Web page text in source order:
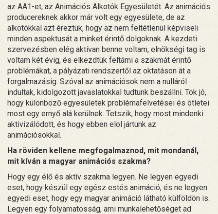
az AA1-et, az Animációs Alkotók Egyesületét. Az animációs
producereknek akkor már volt egy egyesülete, de az
alkotókkal azt éreztük, hogy az nem feltétlenül képviseli
minden aspektusát a minket érintő dolgoknak. A kezdeti
szervezésben elég aktívan benne voltam, elnökségi tag is
voltam két évig, és elkezdtük feltárni a szakmát érintő
problémákat, a pályázati rendszertől az oktatáson át a
forgalmazásig. Szóval az animációsok nem a nulláról
indultak, kidolgozott javaslatokkal tudtunk beszállni. Tök jó,
hogy különböző egyesületek problémafelvetései és ötletei
most egy ernyő alá kerülnek. Tetszik, hogy most mindenki
aktivizálódott, és hogy ebben elöl jártunk az
animációsokkal.
Ha röviden kellene megfogalmaznod, mit mondanál,
mit kíván a magyar animációs szakma?
Hogy egy élő és aktív szakma legyen. Ne legyen egyedi
eset, hogy készül egy egész estés animáció, és ne legyen
egyedi eset, hogy egy magyar animáció látható külföldön is.
Legyen egy folyamatosság, ami munkalehetőséget ad